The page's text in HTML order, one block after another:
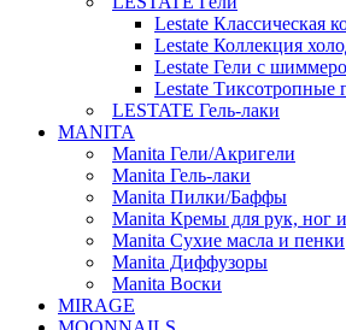
Lestate Классическая
Lestate Коллекция
Lestate Гели с
Lestate Тиксотропные
LESTATE Гель-лаки
MANITA
Manita Гели/Акригели
Manita Гель-лаки
Manita Пилки/Баффы
Manita Кремы для рук, ног и
Manita Сухие масла и пенки
Manita Диффузоры
Manita Воски
MIRAGE